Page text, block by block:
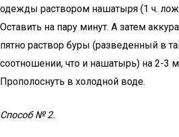
одежды раствором нашатыря (1 ч.
Оставить на пару минут. А затем
пятно раствор буры (разведенный в
соотношении, что и нашатырь) на 2-3
Прополоснуть в холодной воде.
Способ № 2.